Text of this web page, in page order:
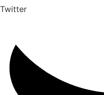
Twitter